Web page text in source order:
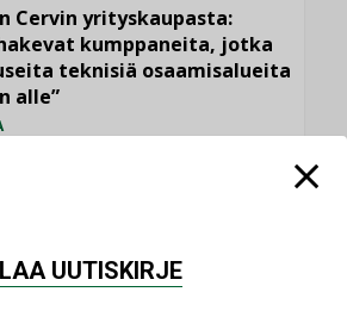
Cervin yrityskaupasta:
kumppaneita, jotka
teknisiä osaamisalueita
alle”
TILAAJILLE
UUTISKIRJE